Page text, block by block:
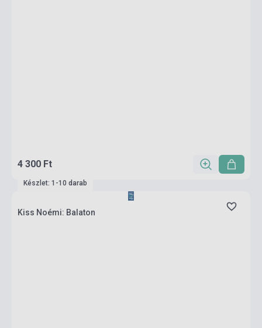
4 300 Ft
Készlet: 1-10 darab
Kiss Noémi: Balaton